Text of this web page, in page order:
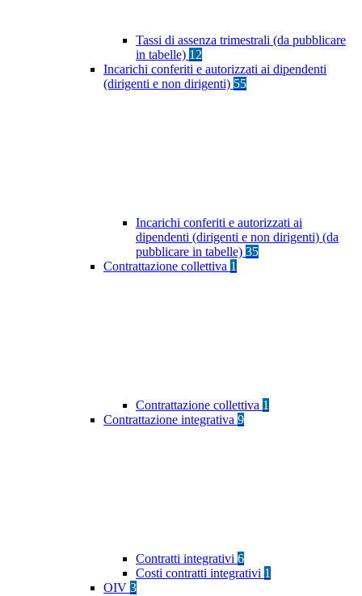
Tassi di assenza trimestrali (da pubblicare
in tabelle) 12
Incarichi conferiti e autorizzati ai dipendenti
(dirigenti e non dirigenti) 55
Incarichi conferiti e autorizzati ai
dipendenti (dirigenti e non dirigenti) (da
pubblicare in tabelle) 35
Contrattazione collettiva 1
Contrattazione collettiva 1
Contrattazione integrativa 9
Contratti integrativi 6
Costi contratti integrativi 1
OIV 3